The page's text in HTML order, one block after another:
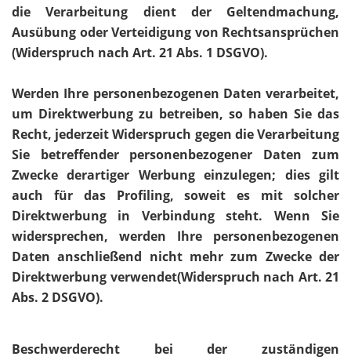
die Verarbeitung dient der Geltendmachung,
Ausübung oder Verteidigung von Rechtsansprüchen
(Widerspruch nach Art. 21 Abs. 1 DSGVO).
Werden Ihre personenbezogenen Daten verarbeitet,
um Direktwerbung zu betreiben, so haben Sie das
Recht, jederzeit Widerspruch gegen die Verarbeitung
Sie betreffender personenbezogener Daten zum
Zwecke derartiger Werbung einzulegen; dies gilt
auch für das Profiling, soweit es mit solcher
Direktwerbung in Verbindung steht. Wenn Sie
widersprechen, werden Ihre personenbezogenen
Daten anschließend nicht mehr zum Zwecke der
Direktwerbung verwendet(Widerspruch nach Art. 21
Abs. 2 DSGVO).
Beschwerderecht bei der zuständigen